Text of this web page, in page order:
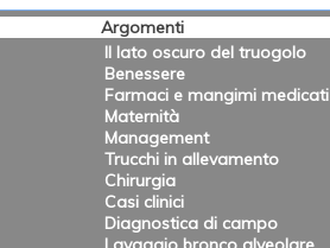
Argomenti
Il lato oscuro del truogolo
Benessere
Farmaci e mangimi medicati
Maternità
Management
Trucchi in allevamento
Chirurgia
Casi clinici
Diagnostica di campo